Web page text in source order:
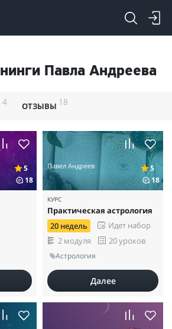
Павла Андреева
4 ОТЗЫВЫ 18
5
18
Павел Андреев
5
18
КУРС
Практическая астрология
20 недель
Идет набор
2 модуля
20 уроков
Астрология
Далее